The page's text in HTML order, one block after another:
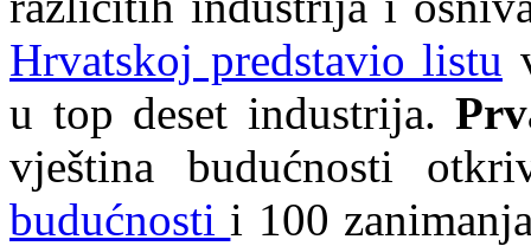
Hrvatskoj predstavio listu
u top deset industrija.
vještina budućnosti
budućnosti i 100